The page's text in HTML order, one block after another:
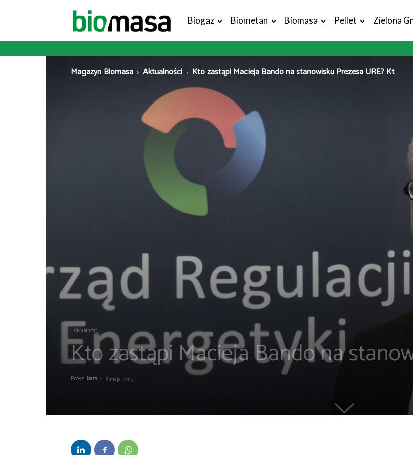
Magazyn
Biogaz Biometan Biomasa Pellet Zielona
Magazyn Biomasa Aktualności Kto zastąpi Macieja Bando na stanowisku Prezesa URE? Kt
Aktualności
Kto zastąpi Macieja Bando na
Przez bem - 8 maja 2019